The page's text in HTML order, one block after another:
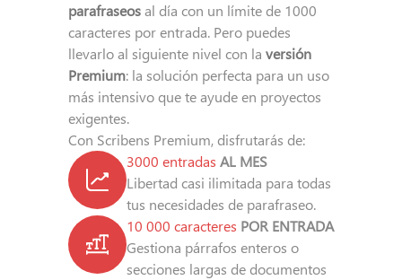
parafraseosal día con un límite de 1000
caracteres por entrada. Pero puedes
llevarlo al siguiente nivel con la versión
Premium: la solución perfecta para un uso
más intensivo que te ayude en proyectos
exigentes.
Con Scribens Premium, disfrutarás de:
3000 entradas AL MES
Libertad casi ilimitada para todas
tus necesidades de parafraseo.
10 000 caracteres POR ENTRADA
Gestiona párrafos enteros o
secciones largas de documentos